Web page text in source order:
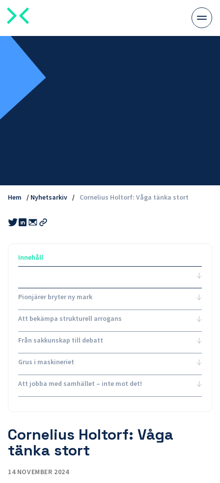
Växla
meny
Hem / Nyhetsarkiv / Cornelius Holtorf: Våga tänka stort
Share
this
email
Share
this
linkedin
Share
this
twitter
Innehåll
Pionjärer bryter ny mark
Att bekämpa strukturell arrogans
Från sakkunskap till debatt
Grus i maskineriet
Att jobba med samhället – inte mot det!
Cornelius Holtorf: Våga
tänka stort
14 NOVEMBER 2024